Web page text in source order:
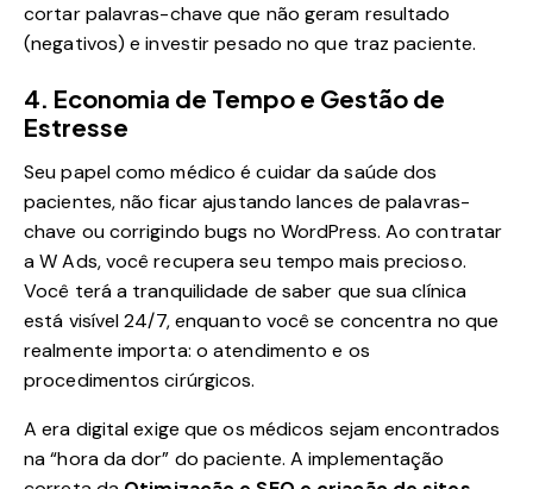
cortar palavras-chave que não geram resultado
(negativos) e investir pesado no que traz paciente.
4. Economia de Tempo e Gestão de
Estresse
Seu papel como médico é cuidar da saúde dos
pacientes, não ficar ajustando lances de palavras-
chave ou corrigindo bugs no WordPress. Ao contratar
a W Ads, você recupera seu tempo mais precioso.
Você terá a tranquilidade de saber que sua clínica
está visível 24/7, enquanto você se concentra no que
realmente importa: o atendimento e os
procedimentos cirúrgicos.
A era digital exige que os médicos sejam encontrados
na “hora da dor” do paciente. A implementação